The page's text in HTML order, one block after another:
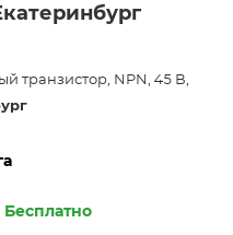
транзистор, NPN, 45 В,
Бесплатно